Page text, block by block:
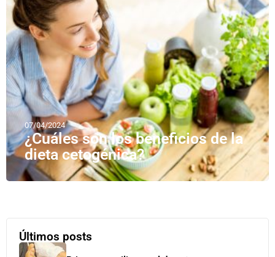
07/04/2024
¿Cuáles son los beneficios de la
dieta cetogénica?
Últimos posts